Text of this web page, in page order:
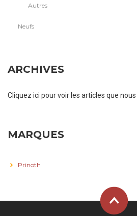
Autres
Neufs
ARCHIVES
Cliquez ici pour voir les articles que
MARQUES
Prinoth